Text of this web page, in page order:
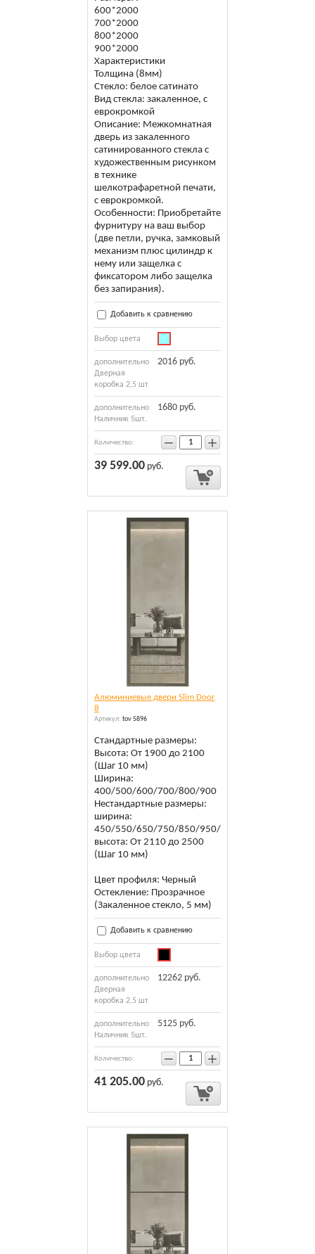
600*2000
700*2000
800*2000
900*2000
Характеристики
Толщина (8мм)
Стекло: белое сатинато
Вид стекла: закаленное, с
еврокромкой
Описание: Межкомнатная
дверь из закаленного
сатинированного стекла с
художественным рисунком
в технике
шелкотрафаретной печати,
с еврокромкой.
Особенности: Приобретайте
фурнитуру на ваш выбор
(две петли, ручка, замковый
механизм плюс цилиндр к
нему или защелка с
фиксатором либо защелка
без запирания).
Добавить к сравнению
Выбор цвета
дополнительно
Дверная
коробка 2,5 шт
2016 руб.
дополнительно
Наличник 5шт.
1680 руб.
Количество: − +
39 599.00 руб.
Алюминиевые двери Slim Door
8
Артикул: tov 5896
Стандартные размеры:
Высота: От 1900 до 2100
(Шаг 10 мм)
Ширина:
400/500/600/700/800/900
Нестандартные размеры:
ширина:
450/550/650/750/850/950/1000
высота: От 2110 до 2500
(Шаг 10 мм)
Цвет профиля: Черный
Остекление: Прозрачное
(Закаленное стекло, 5 мм)
Добавить к сравнению
Выбор цвета
дополнительно
Дверная
коробка 2,5 шт
12262 руб.
дополнительно
Наличник 5шт.
5125 руб.
Количество: − +
41 205.00 руб.